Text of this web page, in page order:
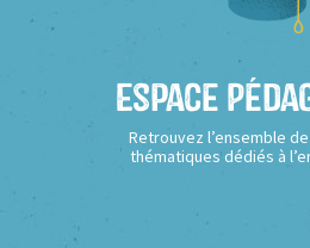
Espace
Retrouvez l’ensemble
thématiques dédiés à